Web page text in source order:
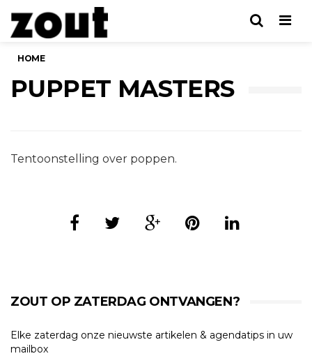
HOME
PUPPET MASTERS
Tentoonstelling over poppen.
ZOUT OP ZATERDAG ONTVANGEN?
Elke zaterdag onze nieuwste artikelen & agendatips in uw
mailbox